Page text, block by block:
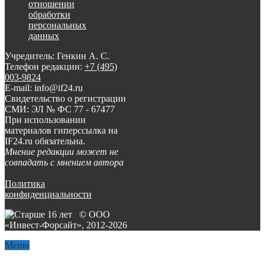
отношении
обработки
персональных
данных
Учредитель: Генкин А. С.
Телефон редакции: +7 (495)
003-9824
E-mail: info@if24.ru
Свидетельство о регистрации
СМИ: ЭЛ № ФС 77 - 67477
При использовании
материалов гиперссылка на
IF24.ru обязательна.
Мнение редакции может не
совпадать с мнением автора
Политика
конфиденциальности
© ООО
«Инвест-Форсайт», 2012-2026
Меню